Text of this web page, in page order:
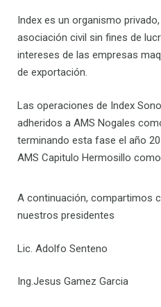
Noticias
Eventos
Bolsa de Trabajo
Asociados
Contacto
Index es un organismo
asociación civil sin fines de
intereses de las empresas
de exportación.
Las operaciones de Index
adheridos a AMS Nogales
terminando esta fase el año
AMS Capitulo Hermosillo
A continuación, compartimos
nuestros presidentes
Lic. Adolfo Senteno
Ing.Jesus Gamez